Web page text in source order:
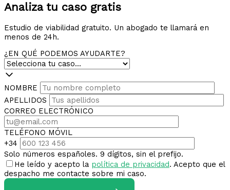
Analiza tu caso gratis
Estudio de viabilidad gratuito. Un abogado te llamará en
menos de 24h.
¿EN QUÉ PODEMOS AYUDARTE?
NOMBRE
APELLIDOS
CORREO ELECTRÓNICO
TELÉFONO MÓVIL
+34
Solo números españoles. 9 dígitos, sin el prefijo.
He leído y acepto la política de privacidad. Acepto que el
despacho me contacte sobre mi caso.